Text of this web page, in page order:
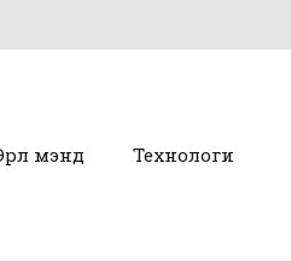
мэнд Технологи